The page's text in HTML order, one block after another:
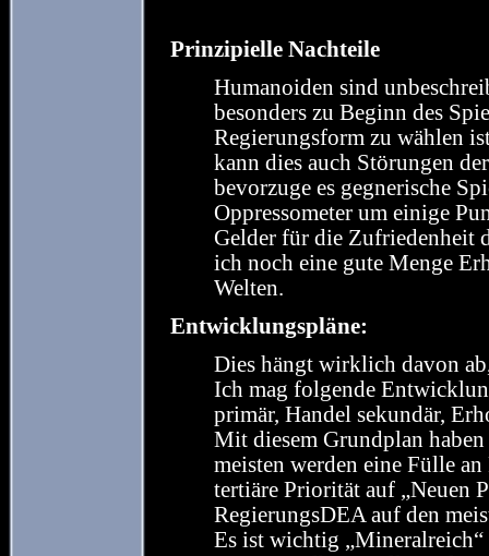
Prinzipielle Nachteile
Humanoiden sind
besonders zu Beginn des
Regierungsform zu wählen
kann dies auch Störungen
bevorzuge es gegnerische
Oppressometer um einige
Gelder für die Zufriedenheit
ich noch eine gute Menge
Welten.
Entwicklungspläne:
Dies hängt wirklich davon
Ich mag folgende
primär, Handel sekundär,
Mit diesem Grundplan
meisten werden eine Fülle
tertiäre Priorität auf „Neuen
RegierungsDEA auf den
Es ist wichtig „Mineralreich“